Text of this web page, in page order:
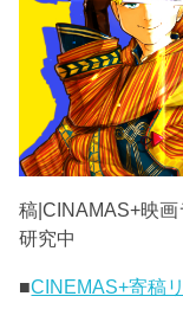
稿|CINAMAS+映
研究中
■CINEMAS+寄稿